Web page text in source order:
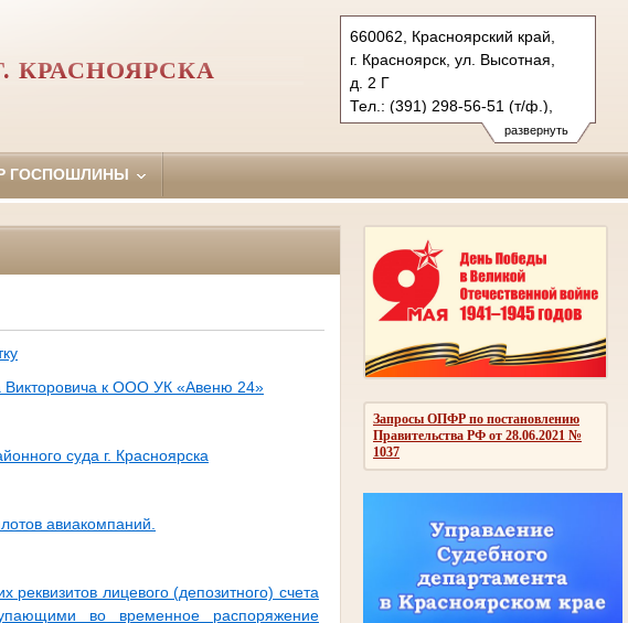
развернуть
660062, Красноярский край,
г. Красноярск, ул. Высотная,
д. 2 Г
Тел.: (391) 298-56-51 (т/ф.),
(391) 246-25-03
oktyabr.krk@sudrf.ru
КРАСНОЯРСКА
ГОСПОШЛИНЫ
Запросы ОПФР по постановлению
Правительства РФ от 28.06.2021 №
1037
к ООО УК «Авеню 24»
суда г. Красноярска
авиакомпаний.
лицевого (депозитного) счета
во временное распоряжение